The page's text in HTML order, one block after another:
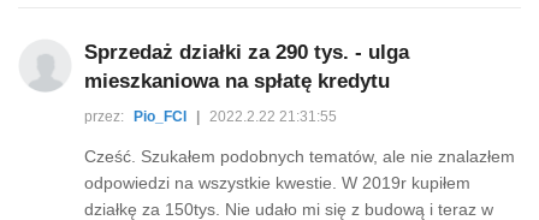
Sprzedaż działki za 290 tys. - ulga
mieszkaniowa na spłatę kredytu
przez: Pio_FCI 2022.2.22 21:31:55
Cześć. Szukałem podobnych tematów, ale nie znalazłem
odpowiedzi na wszystkie kwestie. W 2019r kupiłem
działkę za 150tys. Nie udało mi się z budową i teraz w